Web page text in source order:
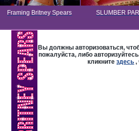
Framing Britney Spears SLUMBER
Вы должны авторизоваться,
пожалуйста, либо
кликнитездесь ,